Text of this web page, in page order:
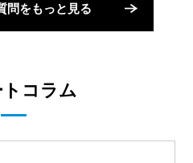
問をもっと見る
コラム